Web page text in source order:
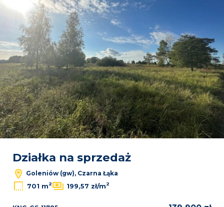
Działka na sprzedaż
Goleniów (gw), Czarna Łąka
701 m2 199,57 zł/m2